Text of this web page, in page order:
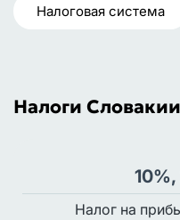
Налоговая система
Налоги Словакии
Налог на